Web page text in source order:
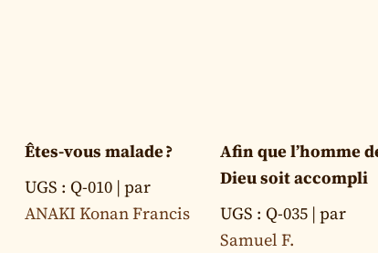
Êtes-vous malade ?
UGS : Q-010| par
ANAKI Konan Francis
Afin que l’homme
Dieu soit accompli
UGS : Q-035| par
Samuel F.